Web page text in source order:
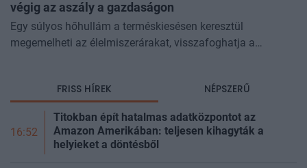
végig az aszály a gazdaságon
Egy súlyos hőhullám a terméskiesésen keresztül
megemelheti az élelmiszerárakat, visszafoghatja a
FRISS HÍREK NÉPSZERŰ
16:52
Titokban épít hatalmas adatközpontot az
Amazon Amerikában: teljesen kihagyták a
helyieket a döntésből